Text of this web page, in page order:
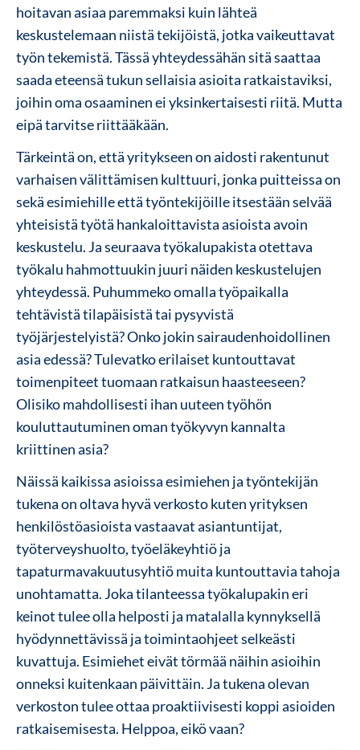
hoitavan asiaa paremmaksi kuin lähteä
keskustelemaan niistä tekijöistä, jotka vaikeuttavat
työn tekemistä. Tässä yhteydessähän sitä saattaa
saada eteensä tukun sellaisia asioita ratkaistaviksi,
joihin oma osaaminen ei yksinkertaisesti riitä. Mutta
eipä tarvitse riittääkään.
Tärkeintä on, että yritykseen on aidosti rakentunut
varhaisen välittämisen kulttuuri, jonka puitteissa on
sekä esimiehille että työntekijöille itsestään selvää
yhteisistä työtä hankaloittavista asioista avoin
keskustelu. Ja seuraava työkalupakista otettava
työkalu hahmottuukin juuri näiden keskustelujen
yhteydessä. Puhummeko omalla työpaikalla
tehtävistä tilapäisistä tai pysyvistä
työjärjestelyistä? Onko jokin sairaudenhoidollinen
asia edessä? Tulevatko erilaiset kuntouttavat
toimenpiteet tuomaan ratkaisun haasteeseen?
Olisiko mahdollisesti ihan uuteen työhön
kouluttautuminen oman työkyvyn kannalta
kriittinen asia?
Näissä kaikissa asioissa esimiehen ja työntekijän
tukena on oltava hyvä verkosto kuten yrityksen
henkilöstöasioista vastaavat asiantuntijat,
työterveyshuolto, työeläkeyhtiö ja
tapaturmavakuutusyhtiö muita kuntouttavia tahoja
unohtamatta. Joka tilanteessa työkalupakin eri
keinot tulee olla helposti ja matalalla kynnyksellä
hyödynnettävissä ja toimintaohjeet selkeästi
kuvattuja. Esimiehet eivät törmää näihin asioihin
onneksi kuitenkaan päivittäin. Ja tukena olevan
verkoston tulee ottaa proaktiivisesti koppi asioiden
ratkaisemisesta. Helppoa, eikö vaan?